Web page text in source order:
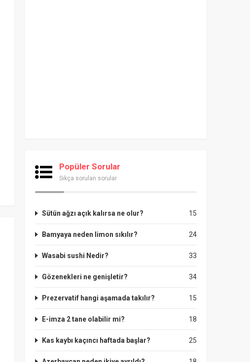
Popüler Sorular
Sıkça sorulan sorular
15
Sütün ağzı açık kalırsa ne olur?
24
Bamyaya neden limon sıkılır?
33
Wasabi sushi Nedir?
34
Gözenekleri ne genişletir?
15
Prezervatif hangi aşamada takılır?
18
E-imza 2 tane olabilir mi?
25
Kas kaybı kaçıncı haftada başlar?